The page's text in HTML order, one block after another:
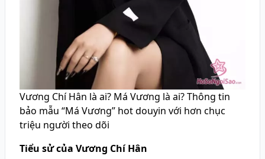
Vương Chí Hân là ai? Má Vương là ai? Thông tin
bảo mẫu “Má Vương” hot douyin với hơn chục
triệu người theo dõi
Tiểu sử của Vương Chí Hân